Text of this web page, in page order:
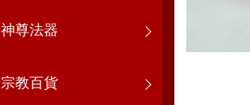
神尊法器
宗教百貨